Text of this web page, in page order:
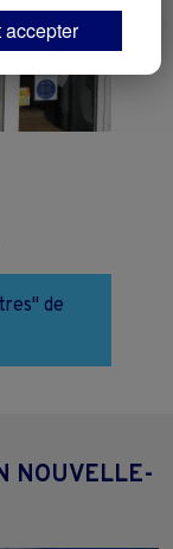
de
NOUVELLE-
techniquesseront
"Tout accepter",
modifier à tout
situé en bas de
accepter